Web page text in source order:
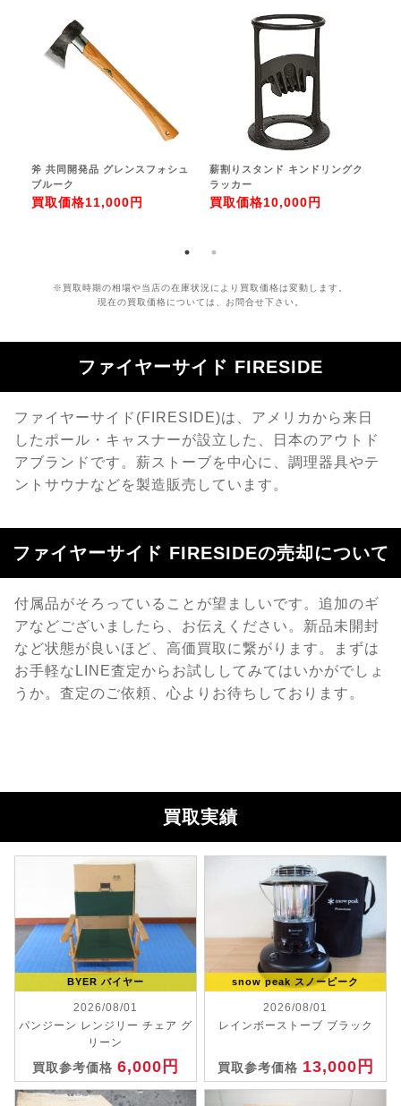
斧 共同開発品 グレンスフォシュ
ブルーク
買取価格11,000円
薪割りスタンド キンドリングク
ラッカー
買取価格10,000円
※買取時期の相場や当店の在庫状況により買取価格は変動します。
現在の買取価格については、お問合せ下さい。
ファイヤーサイド FIRESIDE
ファイヤーサイド(FIRESIDE)は、アメリカから来日
したポール・キャスナーが設立した、日本のアウトド
アブランドです。薪ストーブを中心に、調理器具やテ
ントサウナなどを製造販売しています。
ファイヤーサイド FIRESIDEの売却について
付属品がそろっていることが望ましいです。追加のギ
アなどございましたら、お伝えください。新品未開封
など状態が良いほど、高価買取に繋がります。まずは
お手軽なLINE査定からお試ししてみてはいかがでしょ
うか。査定のご依頼、心よりお待ちしております。
買取実績
BYER バイヤー
2026/08/01
パンジーン レンジリー チェア グ
リーン
買取参考価格 6,000円
snow peak スノーピーク
2026/08/01
レインボーストーブ ブラック
買取参考価格 13,000円